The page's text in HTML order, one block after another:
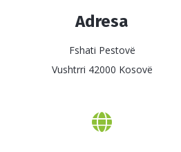
Adresa
Fshati Pestovë
Vushtrri 42000 Kosovë